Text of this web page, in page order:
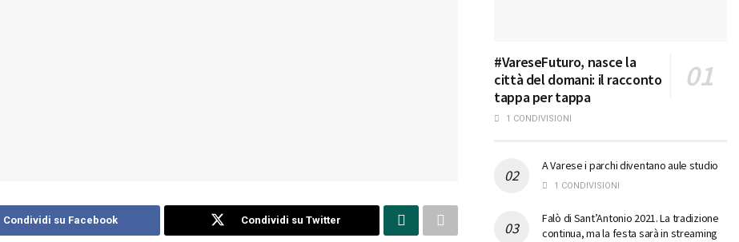
Condividi su Facebook Condividi su Twitter
#VareseFuturo, nasce la
città del domani: il racconto
tappa per tappa
1 CONDIVISIONI
A Varese i parchi diventano aule studio
1 CONDIVISIONI
Falò di Sant’Antonio 2021. La tradizione
continua, ma la festa sarà in streaming